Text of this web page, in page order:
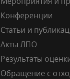
Конференции
Статьи и
Акты ЛПО
Результаты
Обращение с